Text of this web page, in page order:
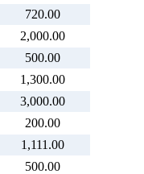
720.00
2,000.00
500.00
1,300.00
3,000.00
200.00
1,111.00
500.00